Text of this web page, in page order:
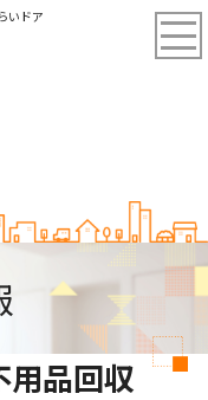
いドア
用品回収